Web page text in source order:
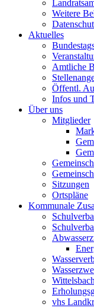
Weitere
Aktuelles
Amtliche
Öffentl.
Infos und
Über uns
Mitglieder
Sitzungen
Ortspläne
Kommunale
vhs